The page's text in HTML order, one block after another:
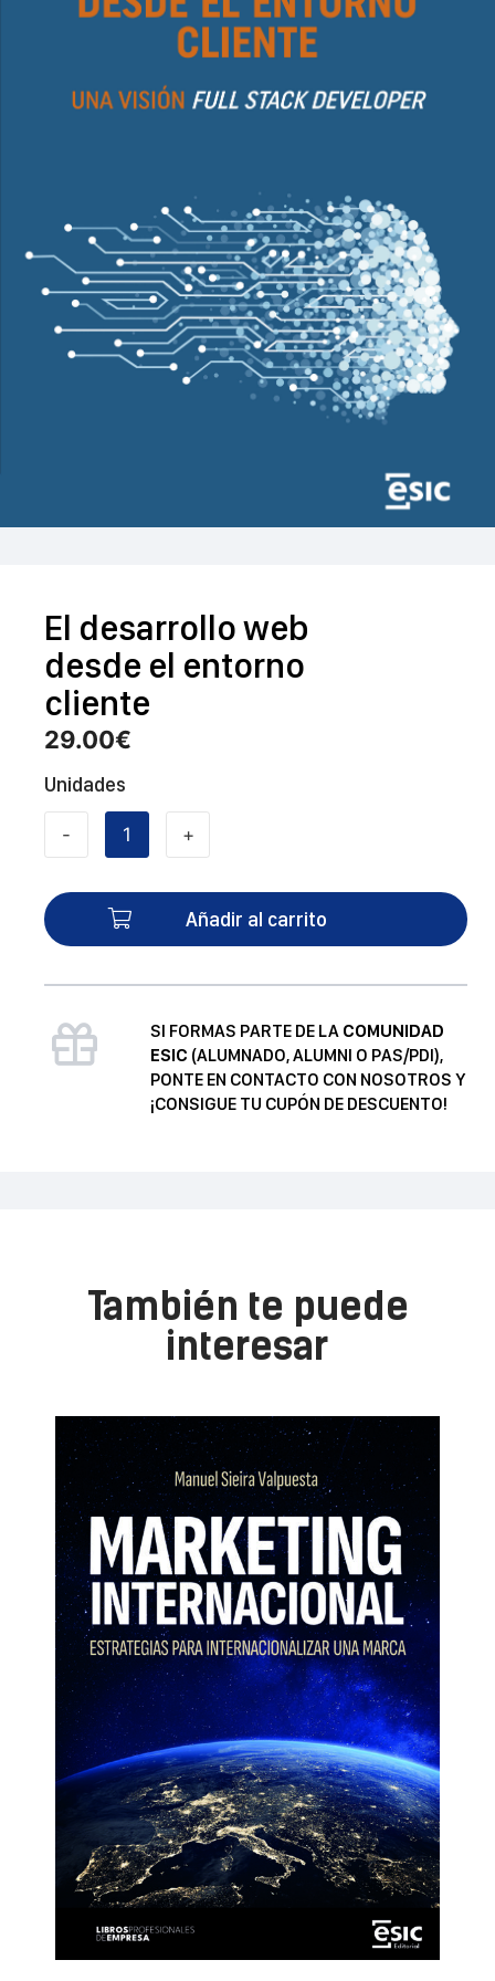
El desarrollo web
desde el entorno
cliente
29.00€
Unidades
-
desde
entorno
cantidad
+
Añadir al carrito
SI FORMAS PARTE DE LA COMUNIDAD
ESIC (ALUMNADO, ALUMNI O PAS/PDI),
PONTE EN CONTACTO CON NOSOTROS Y
¡CONSIGUE TU CUPÓN DE DESCUENTO!
También te puede
interesar